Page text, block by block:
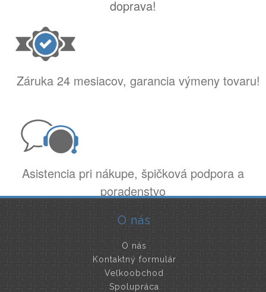
doprava!
Záruka 24 mesiacov, garancia výmeny tovaru!
Asistencia pri nákupe, špičková podpora a
poradenstvo
O nás
O nás
Kontaktný formulár
Veľkoobchod
Spolupráca